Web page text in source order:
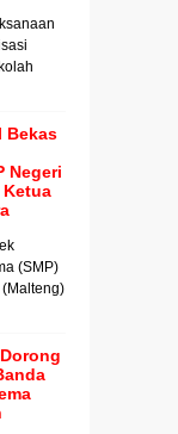
Bekas
Negeri
Ketua
(SMP)